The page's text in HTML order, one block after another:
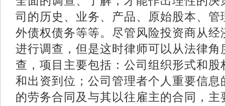
司的历史、业务、产品、原始股本、
外债权债务等等。尽管风险投资商从
进行调查，但是这时律师可以从法律
查，项目主要包括：公司组织形式和
和出资到位；公司管理者个人重要信
的劳务合同及与其以往雇主的合同，